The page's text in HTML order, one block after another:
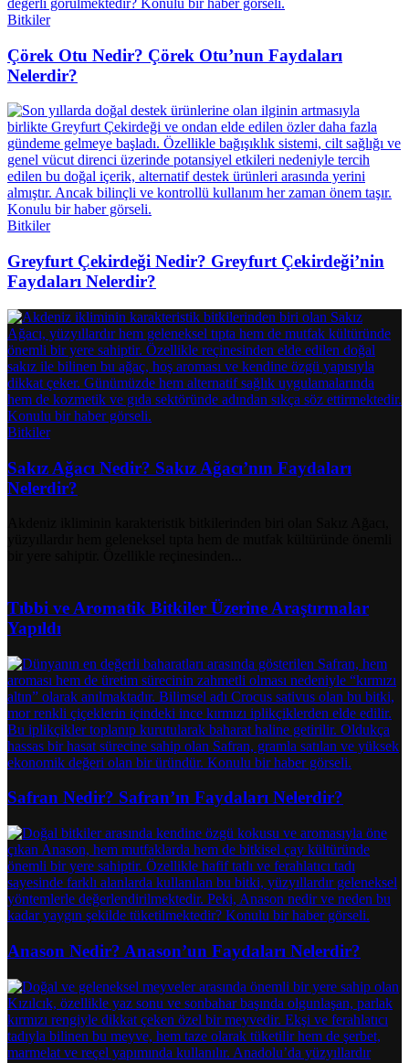
Bitkiler
Çörek Otu Nedir? Çörek Otu’nun Faydaları
Nelerdir?
Bitkiler
Greyfurt Çekirdeği Nedir? Greyfurt Çekirdeği’nin
Faydaları Nelerdir?
Bitkiler
Sakız Ağacı Nedir? Sakız Ağacı’nın Faydaları
Nelerdir?
Tıbbi ve Aromatik Bitkiler Üzerine Araştırmalar
Yapıldı
Safran Nedir? Safran’ın Faydaları Nelerdir?
Anason Nedir? Anason’un Faydaları Nelerdir?